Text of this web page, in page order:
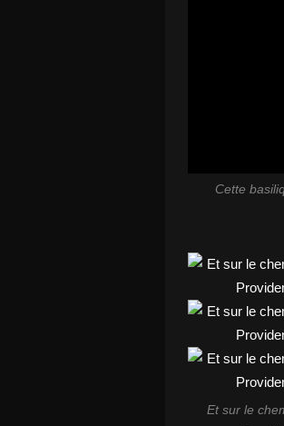
Cette
Et sur le